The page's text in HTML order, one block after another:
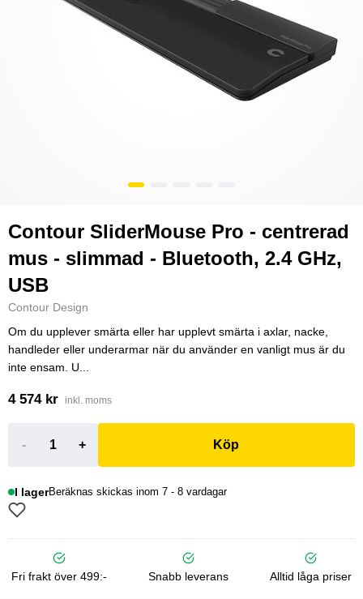
Contour SliderMouse Pro - centrerad
mus - slimmad - Bluetooth, 2.4 GHz,
USB
Contour Design
Om du upplever smärta eller har upplevt smärta i axlar, nacke,
handleder eller underarmar när du använder en vanligt mus är du
inte ensam. U...
4 574 kr inkl. moms
- + Köp
I lagerBeräknas skickas inom 7 - 8 vardagar
Fri frakt över 499:- Snabb leverans Alltid låga priser